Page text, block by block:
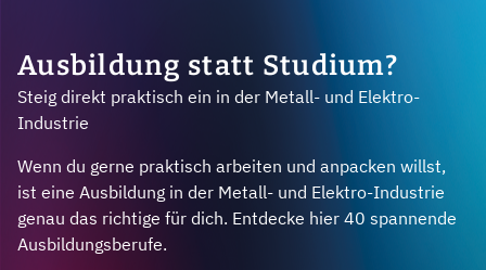
Ausbildung statt Studium?
Steig direkt praktisch ein in der Metall- und Elektro-
Industrie
Wenn du gerne praktisch arbeiten und anpacken willst,
ist eine Ausbildung in der Metall- und Elektro-Industrie
genau das richtige für dich. Entdecke hier 40 spannende
Ausbildungsberufe.